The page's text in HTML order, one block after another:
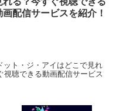
画配信サービスを紹介！
ット・ジ・アイはどこで見れ
視聴できる動画配信サービス